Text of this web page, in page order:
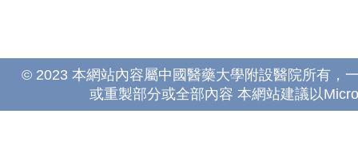
© 2023 本網站內容屬中國醫藥大學附設醫院所有，
或重製部分或全部內容 本網站建議以